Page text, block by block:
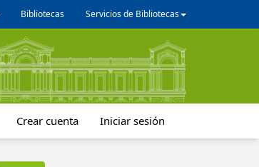
Bibliotecas Servicios de Bibliotecas
Crear cuenta Iniciar sesión